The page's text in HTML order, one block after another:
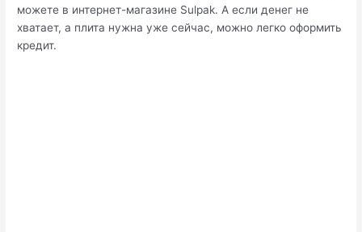
можете в интернет-магазине Sulpak. А если денег не
хватает, а плита нужна уже сейчас, можно легко оформить
кредит.